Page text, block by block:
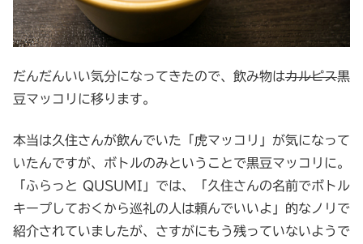
だんだんいい気分になってきたので、飲み物はカルピス黒
豆マッコリに移ります。
本当は久住さんが飲んでいた「虎マッコリ」が気になって
いたんですが、ボトルのみということで黒豆マッコリに。
「ふらっと QUSUMI」では、「久住さんの名前でボトル
キープしておくから巡礼の人は頼んでいいよ」的なノリで
紹介されていましたが、さすがにもう残っていないようで